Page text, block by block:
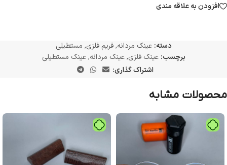
افزودن به علاقه مندی
دسته: عینک مردانه, فریم فلزی, مستطیلی
برچسب: عینک فلزی, عینک مردانه, عینک مستطیلی
اشتراک گذاری:
محصولات مشابه